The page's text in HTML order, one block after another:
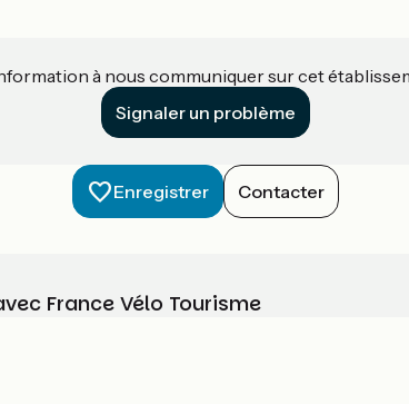
à nous communiquer sur cet
Signaler un problème
Enregistrer Contacter
France Vélo Tourisme